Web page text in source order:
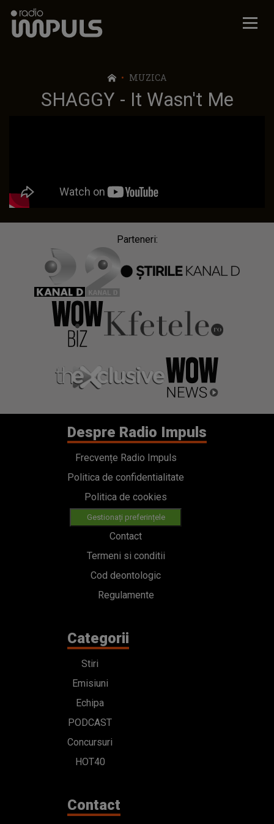
Radio Impuls
MUZICA
SHAGGY - It Wasn't Me
Parteneri:
Despre Radio Impuls
Frecvențe Radio Impuls
Politica de confidentialitate
Politica de cookies
Gestionați preferințele
Contact
Termeni si conditii
Cod deontologic
Regulamente
Categorii
Stiri
Emisiuni
Echipa
PODCAST
Concursuri
HOT40
Contact